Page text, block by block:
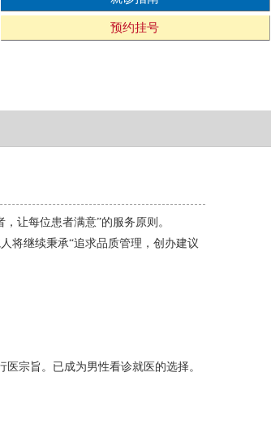
预约挂号
让每位患者满意”的服务原则。
将继续秉承“追求品质管理，创办建议
宗旨。已成为男性看诊就医的选择。